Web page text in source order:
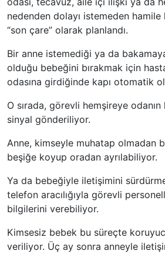
nedenden dolayı istemeden hamile
“son çare” olarak planlandı.
Bir anne istemediği ya da
olduğu bebeğini bırakmak için
odasına girdiğinde kapı otomatik
O sırada, görevli hemşireye odanın
sinyal gönderiliyor.
Anne, kimseyle muhatap olmadan
beşiğe koyup oradan ayrılabiliyor.
Ya da bebeğiyle iletişimini
telefon aracılığıyla görevli
bilgilerini verebiliyor.
Kimsesiz bebek bu süreçte
veriliyor. Üç ay sonra anneyle